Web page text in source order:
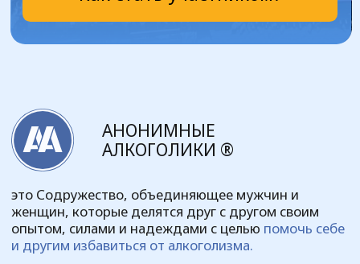
существует с 1987 г. По всей России сегодня
работает почти 1000 групп
Сообщество сотрудничает
с ГБУ "КОНД"
город Курган, улица Кирова 78